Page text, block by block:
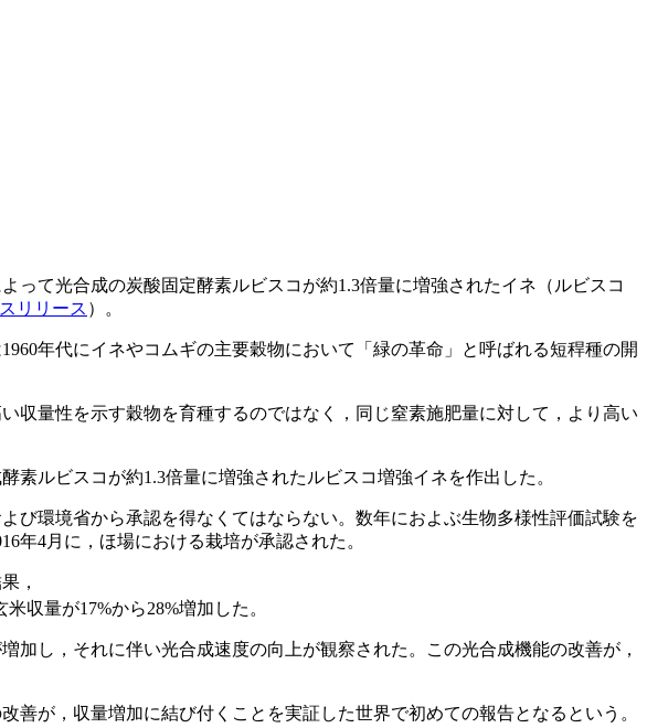
て光合成の炭酸固定酵素ルビスコが約1.3倍量に増強されたイネ（ルビスコ
リリース ）。
年代にイネやコムギの主要穀物において「緑の革命」と呼ばれる短稈種の開
収量性を示す穀物を育種するのではなく，同じ窒素施肥量に対して，より高い
ルビスコが約1.3倍量に増強されたルビスコ増強イネを作出した。
び環境省から承認を得なくてはならない。数年におよぶ生物多様性評価試験を
年4月に，ほ場における栽培が承認された。
，
収量が17%から28%増加した。
し，それに伴い光合成速度の向上が観察された。この光合成機能の改善が，
が，収量増加に結び付くことを実証した世界で初めての報告となるという。